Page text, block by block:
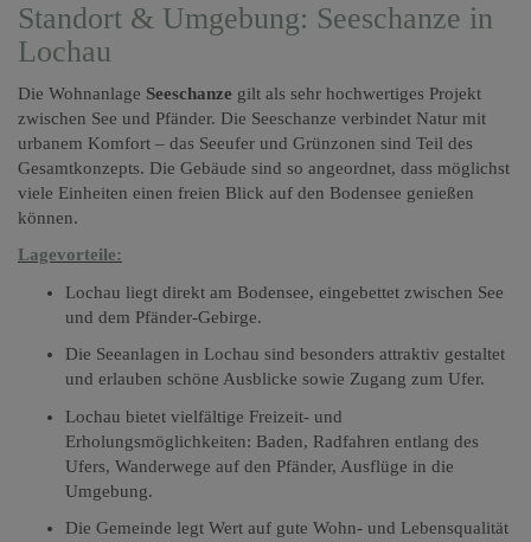
Standort & Umgebung: Seeschanze in
Lochau
Die Wohnanlage Seeschanze gilt als sehr hochwertiges Projekt
zwischen See und Pfänder. Die Seeschanze verbindet Natur mit
urbanem Komfort – das Seeufer und Grünzonen sind Teil des
Gesamtkonzepts. Die Gebäude sind so angeordnet, dass möglichst
viele Einheiten einen freien Blick auf den Bodensee genießen
können.
Lagevorteile:
Lochau liegt direkt am Bodensee, eingebettet zwischen See
und dem Pfänder-Gebirge.
Die Seeanlagen in Lochau sind besonders attraktiv gestaltet
und erlauben schö­ne Ausblicke sowie Zugang zum Ufer.
Lochau bietet vielfältige Freizeit- und
Erholungsmöglichkeiten: Baden, Radfahren entlang des
Ufers, Wanderwege auf den Pfänder, Ausflüge in die
Umgebung.
Die Gemeinde legt Wert auf gute Wohn- und Lebensqualität